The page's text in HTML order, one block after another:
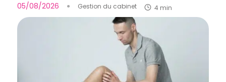
05/08/2026 ● Gestion du cabinet 4 min